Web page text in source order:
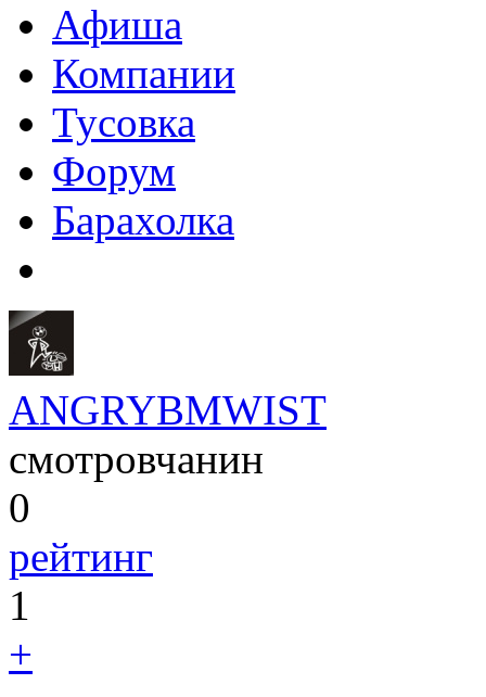
Афиша
Компании
Тусовка
Форум
Барахолка
ANGRYBMWIST
смотровчанин
0
рейтинг
1
+